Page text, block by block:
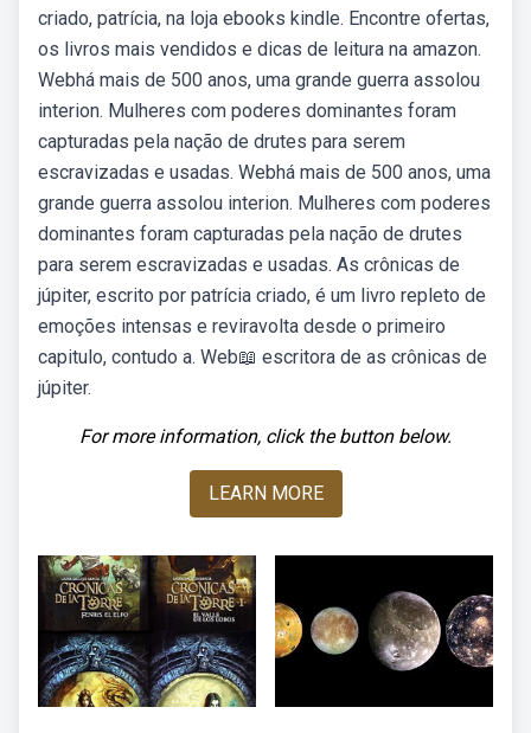
criado, patrícia, na loja ebooks kindle. Encontre ofertas,
os livros mais vendidos e dicas de leitura na amazon.
Webhá mais de 500 anos, uma grande guerra assolou
interion. Mulheres com poderes dominantes foram
capturadas pela nação de drutes para serem
escravizadas e usadas. Webhá mais de 500 anos, uma
grande guerra assolou interion. Mulheres com poderes
dominantes foram capturadas pela nação de drutes
para serem escravizadas e usadas. As crônicas de
júpiter, escrito por patrícia criado, é um livro repleto de
emoções intensas e reviravolta desde o primeiro
capitulo, contudo a. Web📖 escritora de as crônicas de
júpiter.
For more information, click the button below.
LEARN MORE